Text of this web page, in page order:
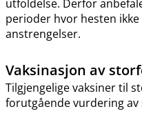
utfoldelse. Derfor
perioder hvor hesten
anstrengelser.
Vaksinasjon av
Tilgjengelige vaksiner til
forutgående vurdering